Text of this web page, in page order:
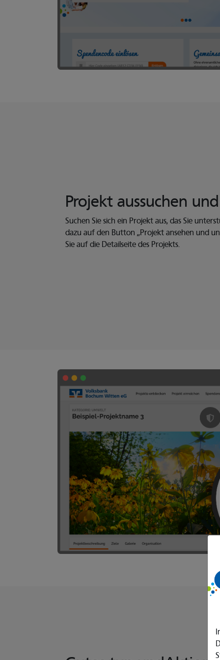
Projekt aussuchen
Suchen Sie sich ein Projekt aus, das Sie
dazu auf den Button „Projekt ansehen und
Sie auf die Detailseite des Projekts.